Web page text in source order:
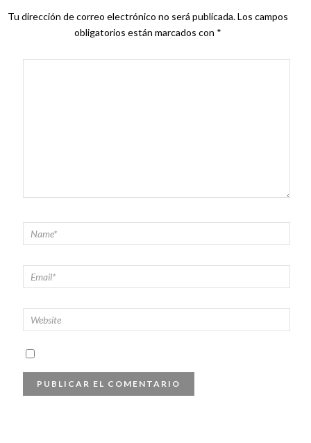
Tu dirección de correo electrónico no será publicada.Los campos
obligatorios están marcados con *